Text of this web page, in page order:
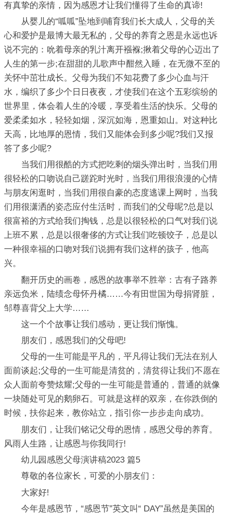
有真挚的亲情，因为感恩才让我们懂得了生命的真谛!
从婴儿的“呱呱”坠地到哺育我们长大成人，父母的关
心和爱护是最博大最无私的，父母的养育之恩是永远也诉
说不完的：吮着母亲的乳汁离开襁褓;揪着父母的心迈出了
人生的第一步;在甜甜的儿歌声中酣然入睡，在无微不至的
关怀中茁壮成长。父母为我们不知花费了多少心血与汗
水，编织了多少个日日夜夜，才使我们在这个五彩缤纷的
世界里，体会着人生的冷暖，享受着生活的快乐。父母的
爱柔柔如水，轻轻如烟，深沉如海，恩重如山。对这种比
天高，比地厚的恩情，我们又能体会到多少呢?我们又报
答了多少呢?
当我们用很酷的方式把吃剩的烟头弹出时，当我们用
很轻松的口吻说自己蹉跎时光时，当我们用很浪漫的心情
与朋友闲逛时，当我们用很自豪的态度逃课上网时，当我
们用很潇洒的姿态应付生活时，而我们的父母呢?总是以
很富裕的方式给我们掏钱，总是以很轻松的口气对我们说
上班不累，总是以很奢侈的方式让我们吃顿饺子，总是以
一种很幸福的口吻对我们说拥有我们这样的孩子，他高
兴。
翻开历史的画卷，感恩的故事举不胜举：古有子路养
亲远负米，陆绩念母怀丹橘……今有田世国为母捐肾脏，
邹尊喜背父上大学……
这一个个故事让我们感动，更让我们惭愧。
朋友们，感恩我们的父母吧!
父母的一生可能是平凡的，平凡得让我们无法在别人
面前谈起;父母的一生可能是清贫的，清贫得让我们不愿在
众人面前夸赞炫耀;父母的一生可能是普通的，普通的就像
一块随处可见的鹅卵石。可就是这样的双亲，在你跌倒的
时候，扶你起来，教你站立，指引你一步步走向成功。
朋友们，让我们铭记父母的恩情，感恩父母的养育。
风雨人生路，让感恩与你我同行!
幼儿园感恩父母演讲稿2023 篇5
尊敬的各位家长，可爱的小朋友们：
大家好!
今年是感恩节，“感恩节”英文叫“ DAY”虽然是美国的